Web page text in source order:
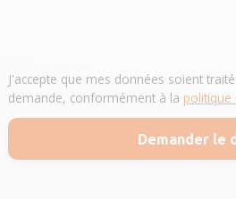
J'accepte que mes données soient
demande, conformément à la politique